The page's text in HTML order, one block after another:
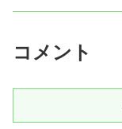
コメント